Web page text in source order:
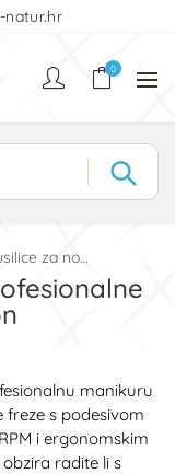
natur.hr
0
Brusilice za nokte
manikuru
freze s podesivom
i ergonomskim
radite li s